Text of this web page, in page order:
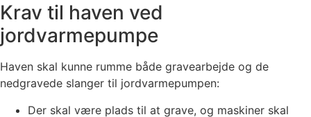
Krav til haven ved
jordvarmepumpe
Haven skal kunne rumme både gravearbejde og de
nedgravede slanger til jordvarmepumpen:
Der skal være plads til at grave, og maskiner skal